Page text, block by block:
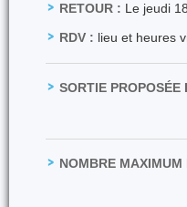
RETOUR : Le jeudi
RDV : lieu et heures
SORTIE PROPOSÉE
NOMBRE MAXIMUM